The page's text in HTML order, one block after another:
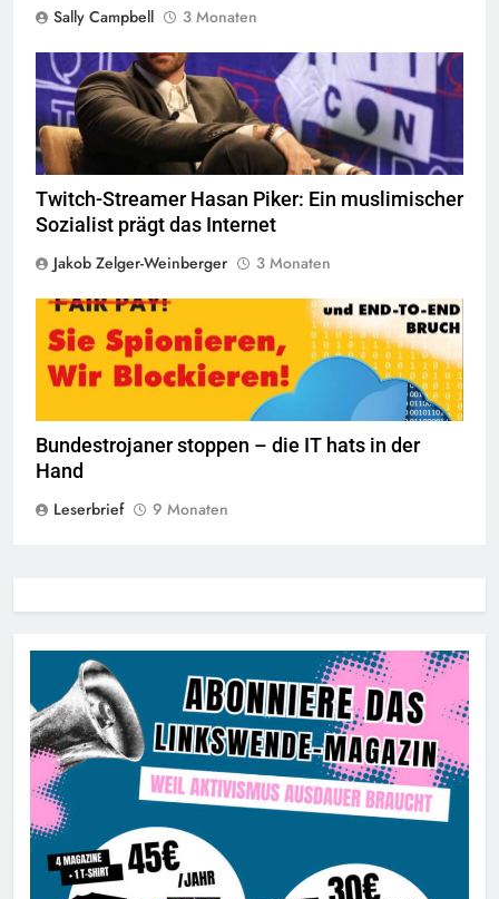
Sally Campbell
3 Monaten
Quelle
Twitch-Streamer Hasan Piker: Ein muslimischer
Sozialist prägt das Internet
Jakob Zelger-Weinberger
3 Monaten
Bundestrojaner stoppen – die IT hats in der
Hand
Leserbrief
9 Monaten